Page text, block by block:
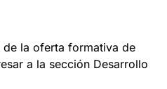
la oferta formativa de
a la sección Desarrollo